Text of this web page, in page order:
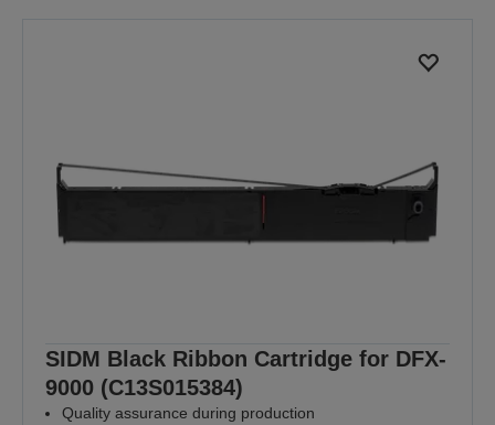
SIDM Black Ribbon Cartridge for DFX-
9000 (C13S015384)
Quality assurance during production